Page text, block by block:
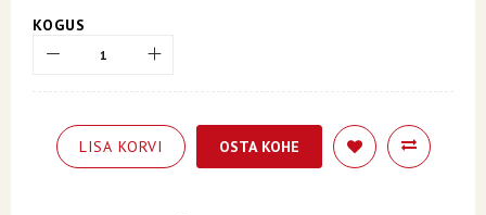
KOGUS
LISA KORVI OSTA KOHE